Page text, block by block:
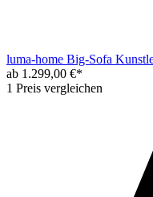
luma-home Big-Sofa
ab 1.299,00 €*
1 Preis vergleichen